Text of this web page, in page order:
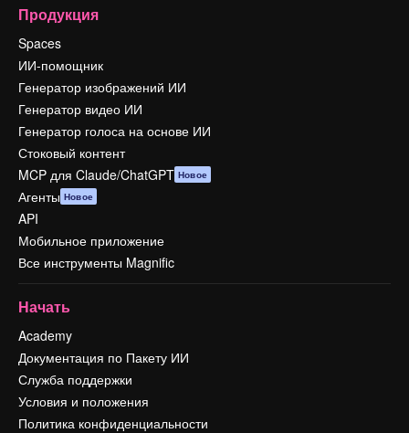
Продукция
Spaces
ИИ-помощник
Генератор изображений ИИ
Генератор видео ИИ
Генератор голоса на основе ИИ
Стоковый контент
MCP для Claude/ChatGPT Новое
Агенты Новое
API
Мобильное приложение
Все инструменты Magnific
Начать
Academy
Документация по Пакету ИИ
Служба поддержки
Условия и положения
Политика конфиденциальности